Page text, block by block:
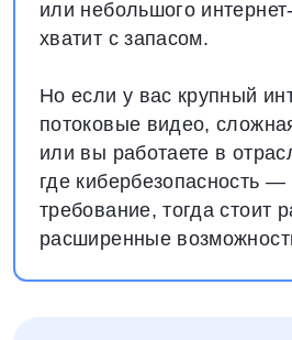
или небольшого
хватит с запасом.
Но если у вас крупный
потоковые видео,
или вы работаете в
где кибербезопасность —
требование, тогда стоит
расширенные